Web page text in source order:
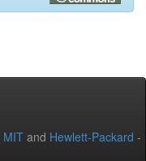
MIT and Hewlett-Packard -